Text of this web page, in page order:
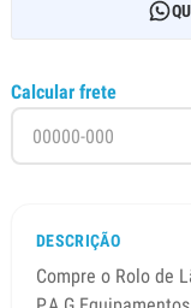
Calcular frete
DESCRIÇÃO
Compre o Rolo de